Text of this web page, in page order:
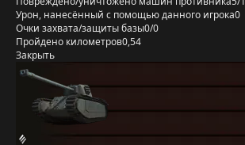
Урон, нанесённый с помощью данного игрока0
Очки захвата/защиты базы0/0
Пройдено километров0,54
Закрыть